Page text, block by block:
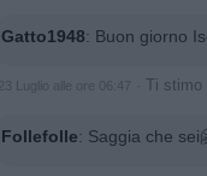
Gatto1948: Buon giorno
23 Luglio alle ore 06:47 Ti stimo
Follefolle: Saggia che